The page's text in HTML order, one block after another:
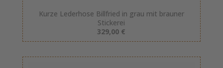
Kurze Lederhose Billfried in grau mit brauner
Stickerei
329,00 €